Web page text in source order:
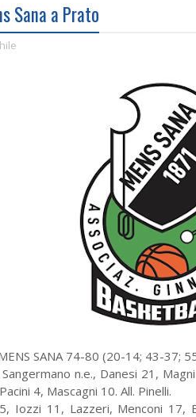
Sana a Prato
SANA 74-80 (20-14; 43-37;
n.e., Danesi 21,
4, Mascagni 10. All. Pinelli.
5, Iozzi 11, Lazzeri, Menconi